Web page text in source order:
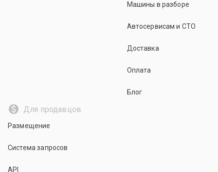
Машины в разборе
Автосервисам и СТО
Доставка
Оплата
Блог
Для продавцов
Размещение
Система запросов
API